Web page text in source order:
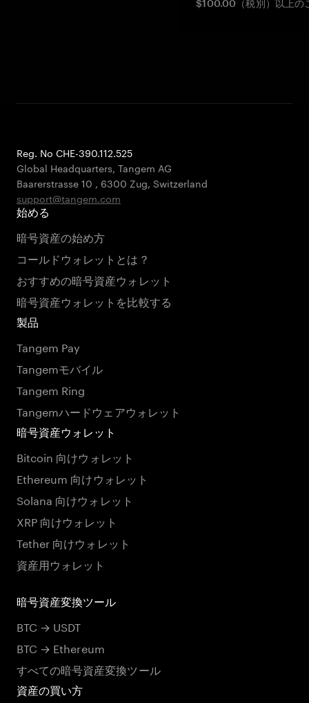
$100.00（税別）以上の
Reg. No CHE-390.112.525
Global Headquarters, Tangem AG
Baarerstrasse 10 , 6300 Zug, Switzerland
support@tangem.com
始める
暗号資産の始め方
コールドウォレットとは？
おすすめの暗号資産ウォレット
暗号資産ウォレットを比較する
製品
Tangem Pay
Tangemモバイル
Tangem Ring
Tangemハードウェアウォレット
暗号資産ウォレット
Bitcoin 向けウォレット
Ethereum 向けウォレット
Solana 向けウォレット
XRP 向けウォレット
Tether 向けウォレット
資産用ウォレット
暗号資産変換ツール
BTC → USDT
BTC → Ethereum
すべての暗号資産変換ツール
資産の買い方